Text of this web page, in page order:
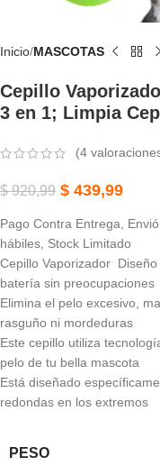
Inicio MASCOTAS
Cepillo
3 en 1; Limpia
(4
$920,99 $ 439,99
Pago Contra Entrega,
hábiles, Stock Limitado
Cepillo Vaporizador
batería sin preocupaciones
Elimina el pelo excesivo,
rasguño ni mordeduras
Este cepillo utiliza
pelo de tu bella mascota
Está diseñado
redondas en los extremos
PESO